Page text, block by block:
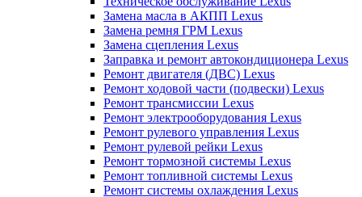
Замена масла в АКПП Lexus
Замена ремня ГРМ Lexus
Замена сцепления Lexus
Заправка и ремонт автокондиционера Lexus
Ремонт двигателя (ДВС) Lexus
Ремонт ходовой части (подвески) Lexus
Ремонт трансмиссии Lexus
Ремонт электрооборудования Lexus
Ремонт рулевого управления Lexus
Ремонт рулевой рейки Lexus
Ремонт тормозной системы Lexus
Ремонт топливной системы Lexus
Ремонт системы охлаждения Lexus